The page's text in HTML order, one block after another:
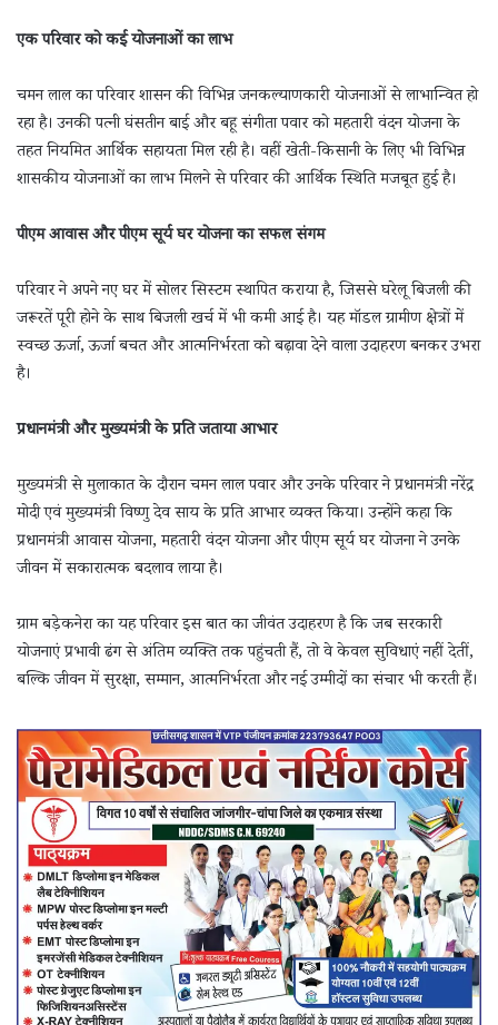
एक परिवार को कई योजनाओं का लाभ
चमन लाल का परिवार शासन की विभिन्न जनकल्याणकारी योजनाओं से लाभान्वित हो
रहा है। उनकी पत्नी घंसतीन बाई और बहू संगीता पवार को महतारी वंदन योजना के
तहत नियमित आर्थिक सहायता मिल रही है। वहीं खेती-किसानी के लिए भी विभिन्न
शासकीय योजनाओं का लाभ मिलने से परिवार की आर्थिक स्थिति मजबूत हुई है।
पीएम आवास और पीएम सूर्य घर योजना का सफल संगम
परिवार ने अपने नए घर में सोलर सिस्टम स्थापित कराया है, जिससे घरेलू बिजली की
जरूरतें पूरी होने के साथ बिजली खर्च में भी कमी आई है। यह मॉडल ग्रामीण क्षेत्रों में
स्वच्छ ऊर्जा, ऊर्जा बचत और आत्मनिर्भरता को बढ़ावा देने वाला उदाहरण बनकर उभरा
है।
प्रधानमंत्री और मुख्यमंत्री के प्रति जताया आभार
मुख्यमंत्री से मुलाकात के दौरान चमन लाल पवार और उनके परिवार ने प्रधानमंत्री नरेंद्र
मोदी एवं मुख्यमंत्री विष्णु देव साय के प्रति आभार व्यक्त किया। उन्होंने कहा कि
प्रधानमंत्री आवास योजना, महतारी वंदन योजना और पीएम सूर्य घर योजना ने उनके
जीवन में सकारात्मक बदलाव लाया है।
ग्राम बड़ेकनेरा का यह परिवार इस बात का जीवंत उदाहरण है कि जब सरकारी
योजनाएं प्रभावी ढंग से अंतिम व्यक्ति तक पहुंचती हैं, तो वे केवल सुविधाएं नहीं देतीं,
बल्कि जीवन में सुरक्षा, सम्मान, आत्मनिर्भरता और नई उम्मीदों का संचार भी करती हैं।